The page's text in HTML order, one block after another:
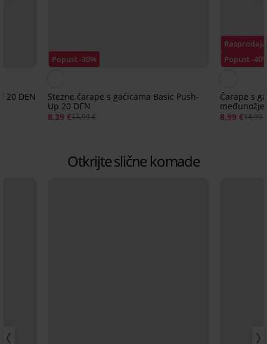
20 DEN
Popust -30%
Stezne čarape s gaćicama Basic Push-
Up 20 DEN
8,39 €11,99 €
Rasprodaja
Popust -
Čarape s
8,99 €14,99
Otkrijte slične komade